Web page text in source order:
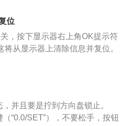
区的“SEL”（选择/确认）按钮
机油寿命系统重设后将显示“机
息在车辆启动后再次显示，则发
非更换了机油，否则小心不要
，才可以准确地重置。
位
，按下显示器右上角OK提示符
从显示器上清除信息并复位。
钮位于驾驶员信息中心（DIC）
旋钮，直到ENGINEOILLIF
当显示100%ENGINEOILLIFE
RESET提示符旁边的多功能按
零。
并且要是拧到方向盘锁止。
“0.0/SET”），不要松手，按钮